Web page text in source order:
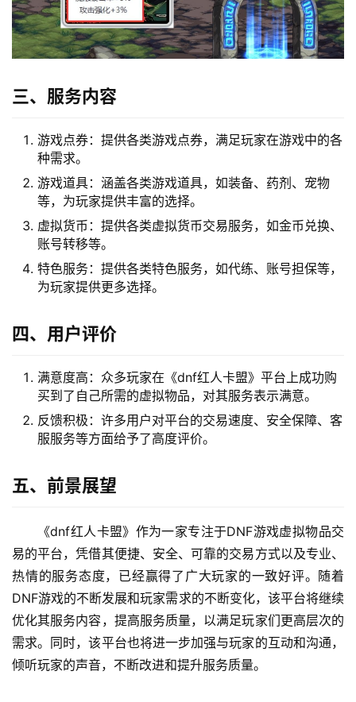
三、服务内容
游戏点券：提供各类游戏点券，满足玩家在游戏中的各
种需求。
游戏道具：涵盖各类游戏道具，如装备、药剂、宠物
等，为玩家提供丰富的选择。
虚拟货币：提供各类虚拟货币交易服务，如金币兑换、
账号转移等。
特色服务：提供各类特色服务，如代练、账号担保等，
为玩家提供更多选择。
四、用户评价
满意度高：众多玩家在《dnf红人卡盟》平台上成功购
买到了自己所需的虚拟物品，对其服务表示满意。
反馈积极：许多用户对平台的交易速度、安全保障、客
服服务等方面给予了高度评价。
五、前景展望
《dnf红人卡盟》作为一家专注于DNF游戏虚拟物品交
易的平台，凭借其便捷、安全、可靠的交易方式以及专业、
热情的服务态度，已经赢得了广大玩家的一致好评。随着
DNF游戏的不断发展和玩家需求的不断变化，该平台将继续
优化其服务内容，提高服务质量，以满足玩家们更高层次的
需求。同时，该平台也将进一步加强与玩家的互动和沟通，
倾听玩家的声音，不断改进和提升服务质量。